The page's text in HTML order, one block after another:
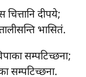
दीपये;
भासितं.
सम्पटिच्छना;
सम्पटिच्छना.